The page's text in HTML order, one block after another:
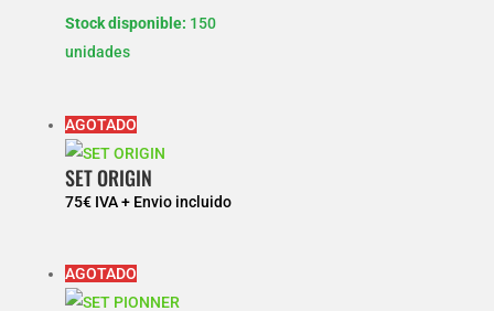
Stock disponible: 150
unidades
AGOTADO
SET ORIGIN
75€ IVA + Envio incluido
AGOTADO